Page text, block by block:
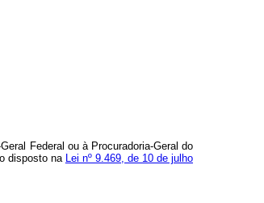
Federal ou à Procuradoria-Geral do
disposto na Lei nº 9.469, de 10 de julho